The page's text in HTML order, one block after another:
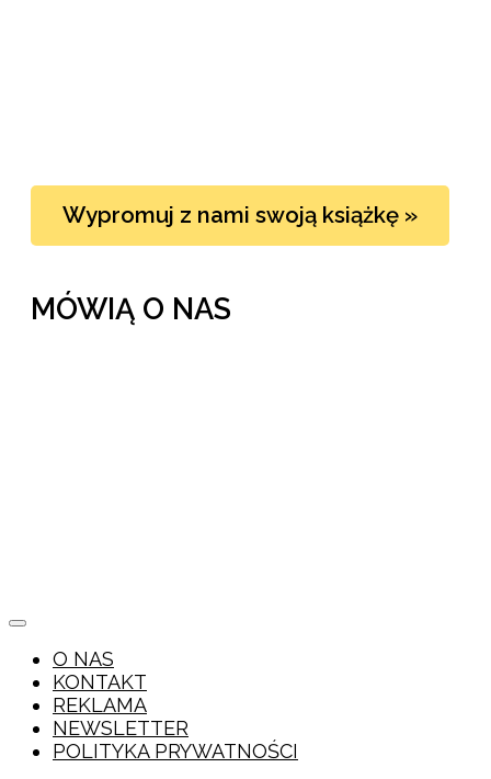
Wypromuj z nami swoją książkę »
MÓWIĄ O NAS
O NAS
KONTAKT
REKLAMA
NEWSLETTER
POLITYKA PRYWATNOŚCI